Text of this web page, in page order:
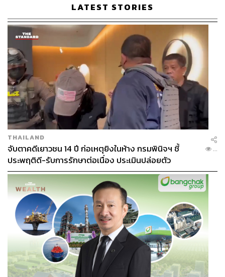
ใหม่ ‘ข้ามประเทศภายในไม่กี่นาที’ ซึ่งหน่วยงานรัฐไล่ไม่ทัน
ทั้งหมดนี้ทำให้ไทย ‘มีความพร้อมโดยไม่ตั้งใจ’ ที่จะถูกใช้เป็น
hub ฟอกเงินในอาเซียน
ข้อเท็จจริงปม ‘ยึดหุ้นบางจาก’ และแถลงของ
บางจาก
ในการยึดทรัพย์รอบนี้ มีประเด็นที่สังคมให้ความสนใจคือ
กรณี ‘หุ้นบางจาก’ ซึ่ง
ข้อมูลจาก ปปง. ระบุชัดว่า หุ้นบางจากที่ถูกอายัด ไม่ได้เป็น
ทรัพย์ของบริษัทบางจาก
แต่เป็นทรัพย์สินในชื่อ ‘บุคคลที่เกี่ยวข้องกับขบวนการฟอก
เงิน’ ซึ่งไปถือครองหุ้นบางจากในตลาดหลักทรัพย์ ลักษณะ
เป็น ‘สินทรัพย์ลงทุน’ ที่คนร้ายใช้เพื่อบริหารเงิน
โดยทางบริษัท บางจาก ชี้แจงว่า “บริษัทไม่ได้มีส่วนเกี่ยวข้อง
กับคดี ไม่ได้เป็นผู้ถือหุ้นรายนั้น จึงไม่กระทบการดำเนินธุรกิจ
หรือฐานะการเงิน โดยบริษัทยืนยันว่าเป็นการอายัดทรัพย์
เฉพาะบุคคล ไม่กระทบสิทธิสอดคล้องอื่นของผู้ถือหุ้นทั่วไป”
LATEST STORIES
THAILAND
จับตาคดีเยาวชน 14 ปี ก่อเหตุยิงในห้าง กรมพินิจฯ ชี้
ประพฤติดี-รับการรักษาต่อเนื่อง ประเมินปล่อยตัว
...